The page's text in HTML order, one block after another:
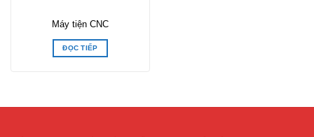
Máy tiện CNC
ĐỌC TIẾP